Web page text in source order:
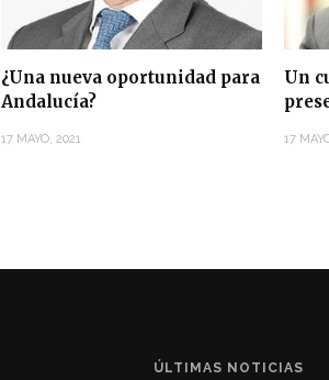
¿Una nueva oportunidad para
Andalucía?
17 MAYO, 2021
Un
17
ÚLTIMAS NOTICIAS